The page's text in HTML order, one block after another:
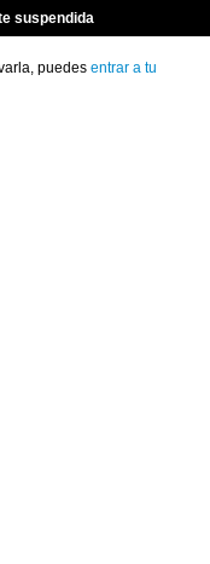
suspendida
puedes entrar a tu